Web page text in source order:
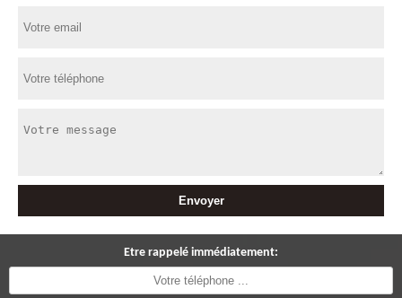
Etre rappelé immédiatement: